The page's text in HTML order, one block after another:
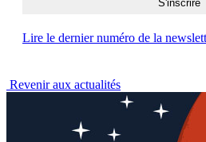
Lire le dernier numéro de la
Revenir aux actualités